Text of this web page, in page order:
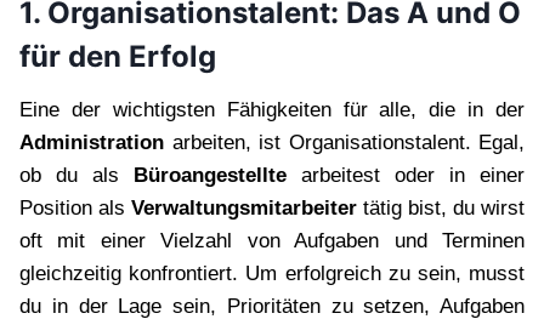
1. Organisationstalent: Das A und O
für den Erfolg
Eine der wichtigsten Fähigkeiten für alle, die in der
Administration arbeiten, ist Organisationstalent. Egal,
ob du als Büroangestellte arbeitest oder in einer
Position als Verwaltungsmitarbeiter tätig bist, du wirst
oft mit einer Vielzahl von Aufgaben und Terminen
gleichzeitig konfrontiert. Um erfolgreich zu sein, musst
du in der Lage sein, Prioritäten zu setzen, Aufgaben